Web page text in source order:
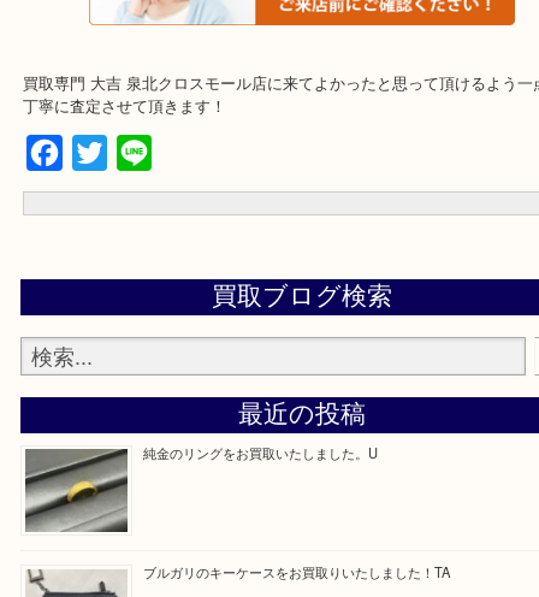
当店ご利用いただくお客様からよく頂くご質問集
買取専門 大吉 泉北クロスモール店に来てよかったと思って頂ける
丁寧に査定させて頂きます！
Facebook
Twitter
Line